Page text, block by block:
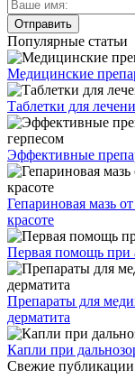
Популярные статьи
Медицинские
Таблетки для
Эффективные
Гепариновая мазь
красоте
Первая помощь при
Препараты для
дерматита
Капли при
Свежие публикации